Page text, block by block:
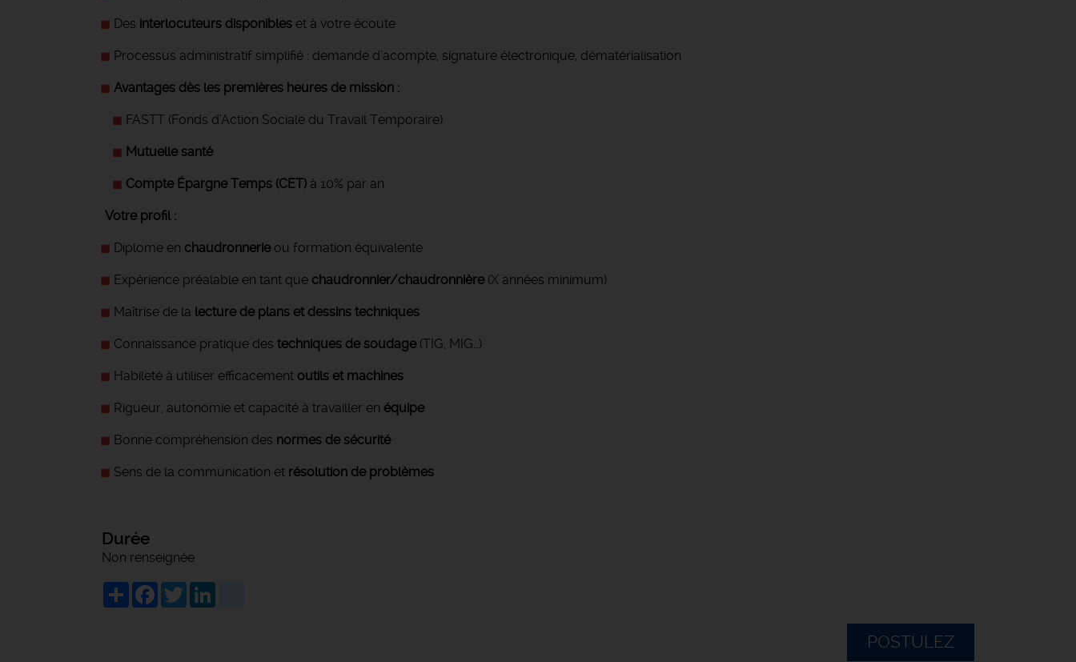
Des interlocuteurs disponibles et à votre écoute
Processus administratif simplifié : demande d’acompte, signature électronique, dématérialisation
Avantages dès les premières heures de mission :
FASTT (Fonds d’Action Sociale du Travail Temporaire)
Mutuelle santé
Compte Épargne Temps (CET) à 10% par an
Votre profil :
Diplome en chaudronnerieou formation équivalente
Expérience préalable en tant que chaudronnier/chaudronnière(X années minimum)
Maîtrise de la lecture de plans et dessins techniques
Connaissance pratique des techniques de soudage(TIG, MIG…)
Habileté à utiliser efficacement outils et machines
Rigueur, autonomie et capacité à travailler en équipe
Bonne compréhension des normes de sécurité
Sens de la communication et résolution de problèmes
Durée
Non renseignée
ShareFacebook
Twitter
POSTULEZ